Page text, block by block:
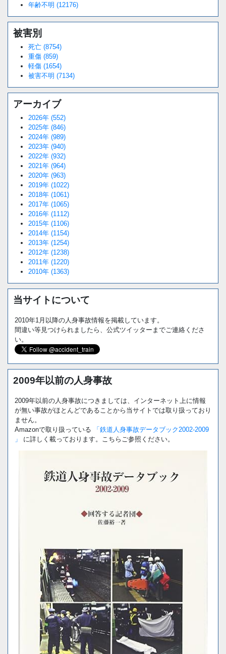
年齢不明 (12176)
被害別
死亡 (8754)
重傷 (859)
軽傷 (1654)
被害不明 (7134)
アーカイブ
2026年 (552)
2025年 (846)
2024年 (989)
2023年 (940)
2022年 (932)
2021年 (964)
2020年 (963)
2019年 (1022)
2018年 (1061)
2017年 (1065)
2016年 (1112)
2015年 (1106)
2014年 (1154)
2013年 (1254)
2012年 (1238)
2011年 (1220)
2010年 (1363)
当サイトについて
2010年1月以降の人身事故情報を掲載しています。
間違い等見つけられましたら、公式ツイッターまでご連絡くださ
い。
2009年以前の人身事故
2009年以前の人身事故につきましては、インターネット上に情報
が無い事故がほとんどであることから当サイトでは取り扱っており
ません。
Amazonで取り扱っている
「鉄道人身事故データブック2002-2009
」
に詳しく載っております。こちらご参照ください。